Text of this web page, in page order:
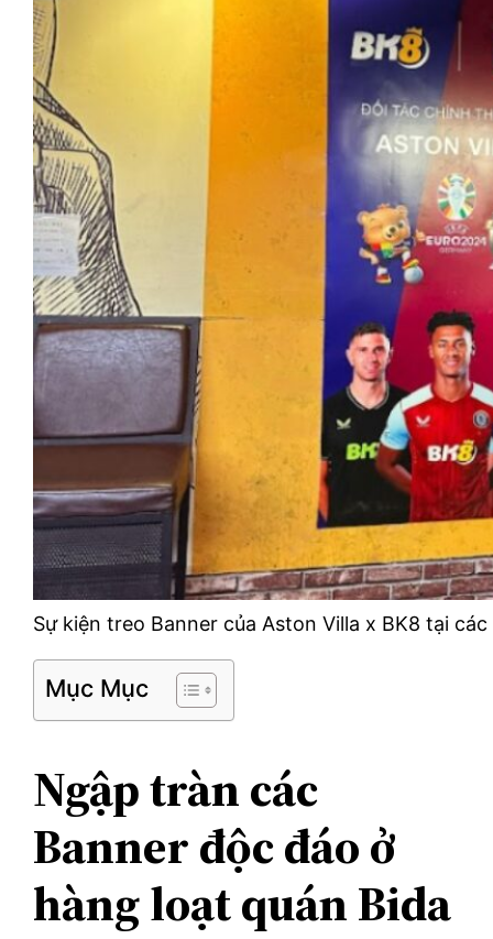
Sự kiện treo Banner của Aston Villa x BK8 tại các
Mục Mục
Ngập tràn các
Banner độc đáo ở
hàng loạt quán Bida